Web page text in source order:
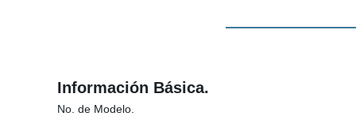
Información Básica.
No. de Modelo.